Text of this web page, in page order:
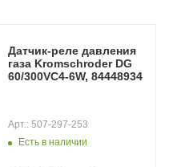
Датчик-реле давления
газа Kromschroder DG
60/300VC4-6W, 84448934
Есть в наличии
Арт.: 507-297-253